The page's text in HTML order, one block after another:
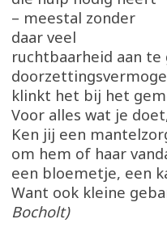
– meestal zonder
daar veel
ruchtbaarheid aan te
klinkt het bij het
Voor alles wat je
Ken jij een
om hem of haar
een bloemetje, een
Want ook kleine
Bocholt)